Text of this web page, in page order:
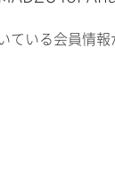
いる会員情報